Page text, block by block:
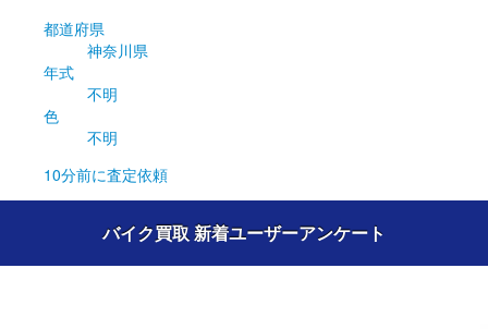
都道府県
神奈川県
年式
不明
色
不明
10分前に査定依頼
バイク買取 新着ユーザーアンケート